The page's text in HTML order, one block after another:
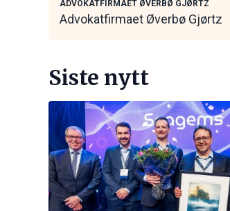
ADVOKATFIRMAET ØVERBØ GJØRTZ
Advokatfirmaet Øverbø Gjørtz
Siste nytt